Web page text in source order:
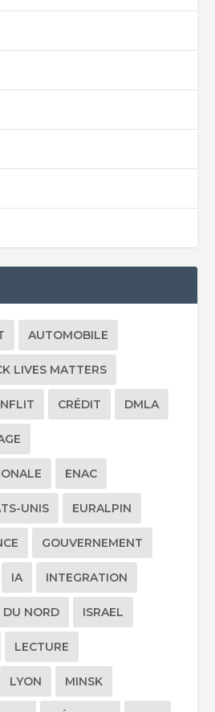
AUTOMOBILE
LIVES MATTERS
CRÉDIT DMLA
ENAC
UNIS EURALPIN
GOUVERNEMENT
IA INTEGRATION
DU NORD ISRAEL
LECTURE
LYON MINSK